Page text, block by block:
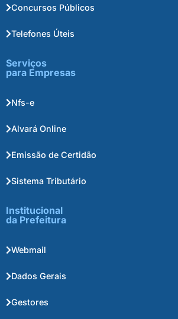
Concursos Públicos
Telefones Úteis
Serviços
para Empresas
Nfs-e
Alvará Online
Emissão de Certidão
Sistema Tributário
Institucional
da Prefeitura
Webmail
Dados Gerais
Gestores